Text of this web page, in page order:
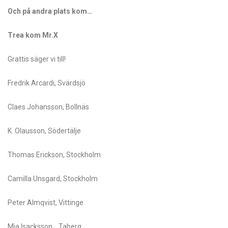
Och på andra plats kom…
Trea kom Mr.X
Grattis säger vi till!
Fredrik Arcardi, Svärdsjö
Claes Johansson, Bollnäs
K. Olausson, Södertälje
Thomas Erickson, Stockholm
Camilla Unsgard, Stockholm
Peter Almqvist, Vittinge
Mia Isacksson, . Taberg